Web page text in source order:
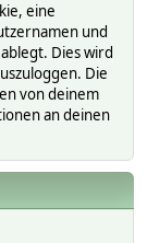
eine
und
Dies wird
Die
von deinem
an deinen